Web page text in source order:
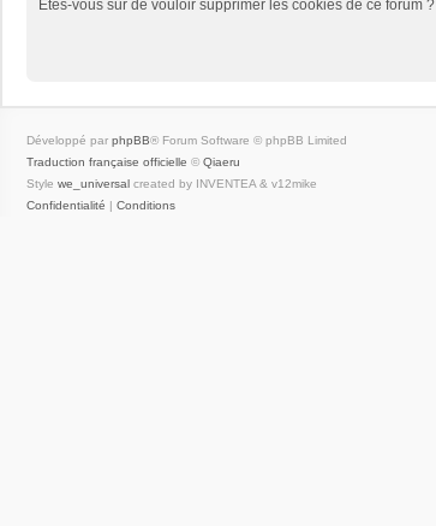
Êtes-vous sûr de vouloir supprimer les cookies de ce forum ?
Développé par phpBB® Forum Software © phpBB Limited
Traduction française officielle © Qiaeru
Style we_universal created by INVENTEA & v12mike
Confidentialité | Conditions